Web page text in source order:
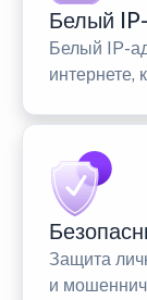
Белый
Белый IP-
интернете,
Защита
и